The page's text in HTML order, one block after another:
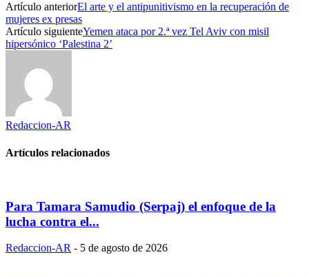
Artículo anteriorEl arte y el antipunitivismo en la recuperación de
mujeres ex presas
Artículo siguienteYemen ataca por 2.ª vez Tel Aviv con misil
hipersónico ‘Palestina 2’
Redaccion-AR
Artículos relacionados
Para Tamara Samudio (Serpaj) el enfoque de la
lucha contra el...
Redaccion-AR - 5 de agosto de 2026